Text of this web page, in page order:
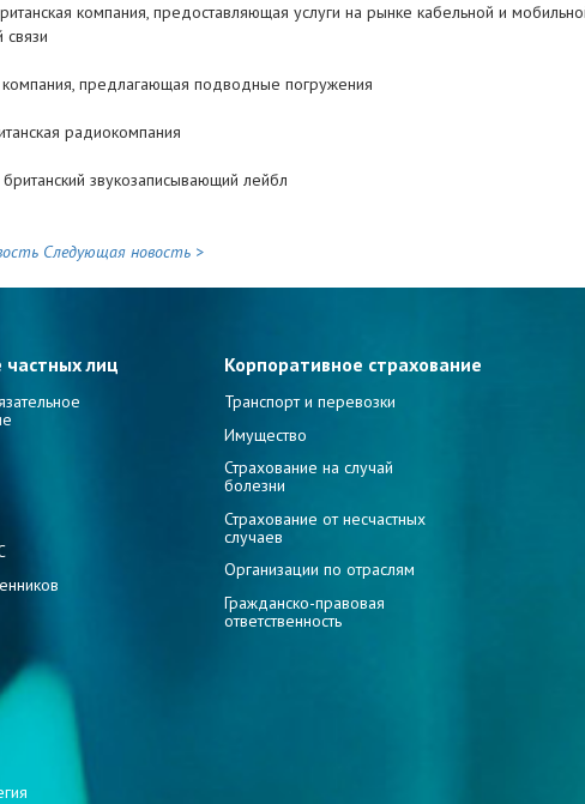
компания, предоставляющая услуги на рынке кабельной и
связи
предлагающая подводные погружения
радиокомпания
звукозаписывающий лейбл
Следующая новость >
частных лиц Корпоративное страхование
Транспорт и перевозки
Имущество
Страхование на случай
болезни
Страхование от несчастных
случаев
Организации по отраслям
Гражданско-правовая
ответственность